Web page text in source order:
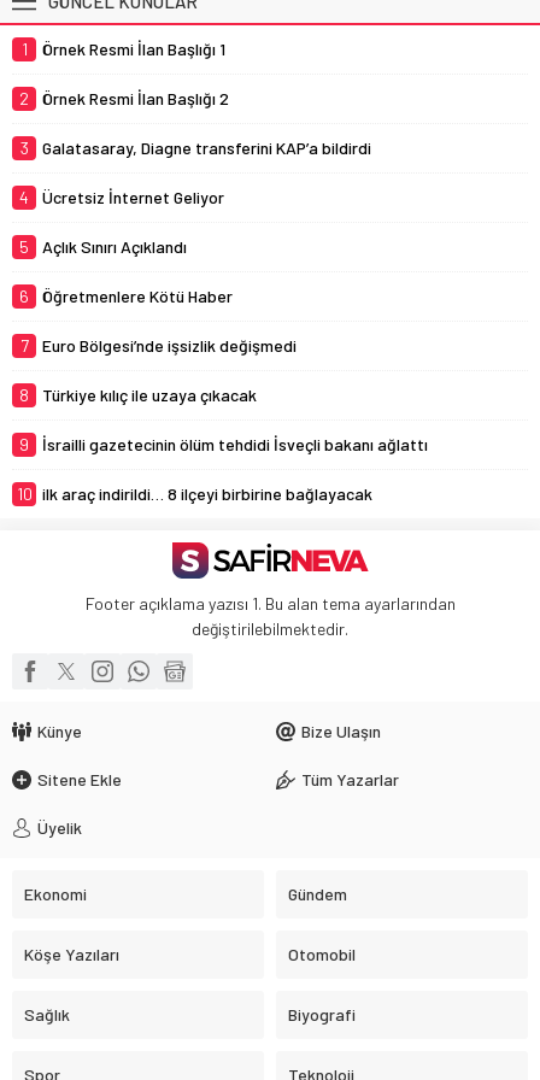
1 Örnek Resmi İlan Başlığı 1
2 Örnek Resmi İlan Başlığı 2
3 Galatasaray, Diagne transferini KAP’a bildirdi
4 Ücretsiz İnternet Geliyor
5 Açlık Sınırı Açıklandı
6 Öğretmenlere Kötü Haber
7 Euro Bölgesi’nde işsizlik değişmedi
8 Türkiye kılıç ile uzaya çıkacak
9 İsrailli gazetecinin ölüm tehdidi İsveçli bakanı ağlattı
10 ilk araç indirildi… 8 ilçeyi birbirine bağlayacak
Footer açıklama yazısı 1. Bu alan tema ayarlarından
değiştirilebilmektedir.
Künye Bize Ulaşın
Sitene Ekle Tüm Yazarlar
Üyelik
Ekonomi Gündem
Köşe Yazıları Otomobil
Sağlık Biyografi
Spor Teknoloji